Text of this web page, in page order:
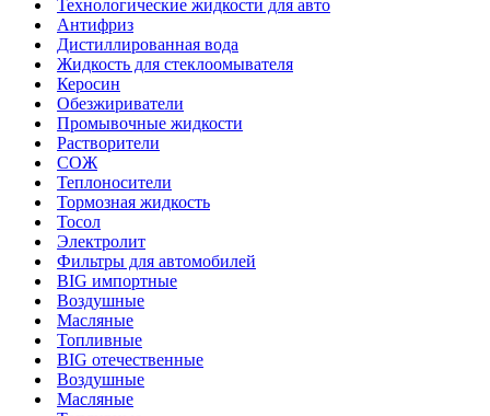
Технологические жидкости для авто
Антифриз
Дистиллированная вода
Жидкость для стеклоомывателя
Керосин
Обезжириватели
Промывочные жидкости
Растворители
СОЖ
Теплоносители
Тормозная жидкость
Тосол
Электролит
Фильтры для автомобилей
BIG импортные
Воздушные
Масляные
Топливные
BIG отечественные
Воздушные
Масляные